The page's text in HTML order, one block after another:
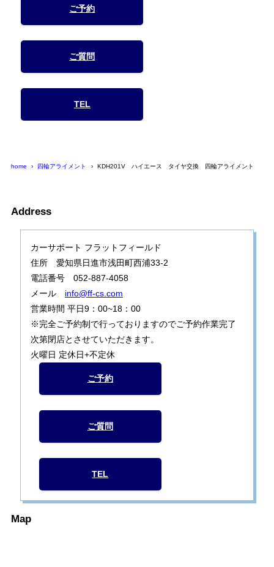
ご予約
ご質問
TEL
home 四輪アライメント KDH201V ハイエース タイヤ交換 四輪アライメント
Address
カーサポート フラットフィールド
住所 愛知県日進市浅田町西浦33-2
電話番号 052-887-4058
メール info@ff-cs.com
営業時間 平日9：00~18：00
※完全ご予約制で行っておりますのでご予約作業完了
次第閉店とさせていただきます。
火曜日 定休日+不定休
ご予約
ご質問
TEL
Map